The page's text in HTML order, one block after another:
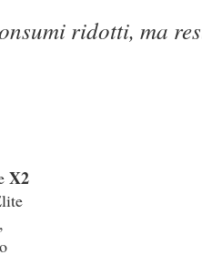
ridotti, ma
X2